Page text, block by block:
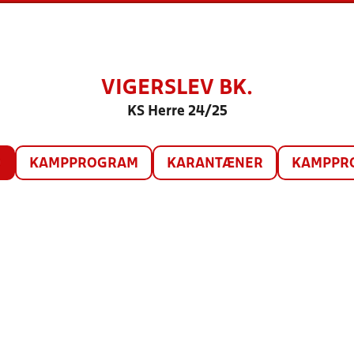
VIGERSLEV BK.
KS Herre 24/25
KAMPPROGRAM KARANTÆNER